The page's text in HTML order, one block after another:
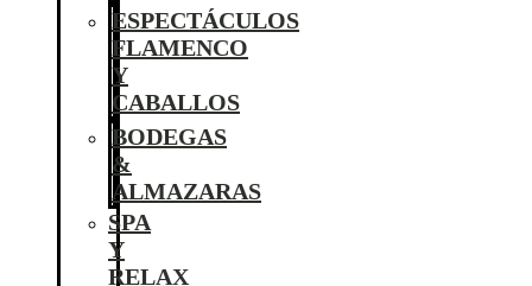
ESPECTÁCULOS
FLAMENCO
Y
CABALLOS
BODEGAS
&
ALMAZARAS
SPA
Y
RELAX